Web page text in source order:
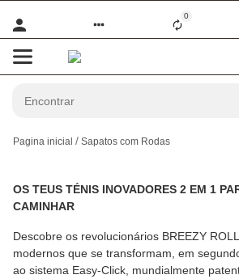
0
Pagina inicial Sapatos com Rodas
OS TEUS TÉNIS INOVADORES 2 EM 1
CAMINHAR
Descobre os revolucionários BREEZY
modernos que se transformam, em
ao sistema Easy-Click, mundialmente